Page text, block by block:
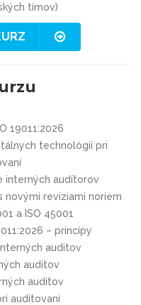
tímov)
19011:2026
technológií pri
interných audítorov
novými revíziami noriem
a ISO 45001
– princípy
auditov
auditov
auditov
auditovaní